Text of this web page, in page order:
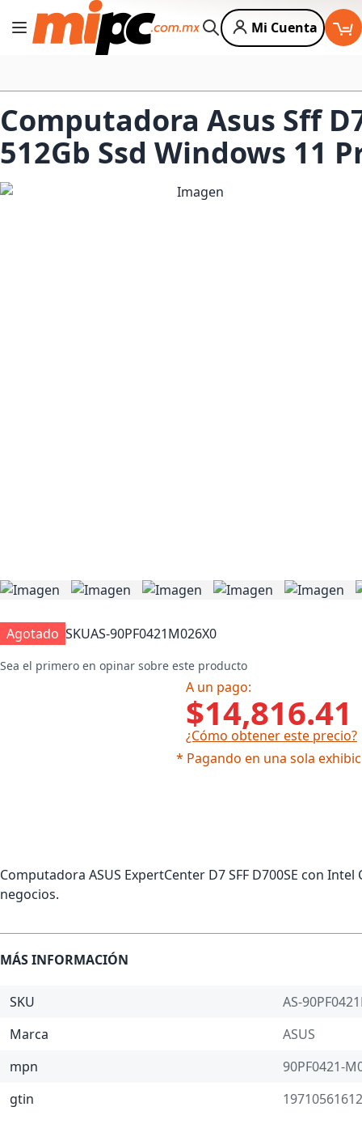
Cambiar Nav
Buscar
Mi Cuenta
Computadora Asus Sff
512Gb Ssd Windows 11
Agotado SKUAS-90PF0421M026X0
Sea el primero en opinar sobre este producto
A un pago:
$14,816.41
¿Cómo obtener este precio?
* Pagando en una sola
Computadora ASUS ExpertCenter D7 SFF D700SE con
negocios.
MÁS INFORMACIÓN
SKU
AS-
Marca
ASUS
mpn
90PF0421-
gtin